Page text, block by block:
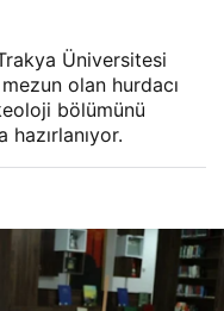
Üniversitesi
olan hurdacı
bölümünü
hazırlanıyor.